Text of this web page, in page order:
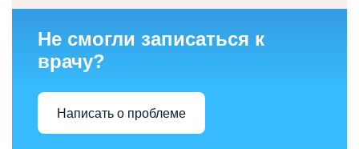
Не смогли записаться к
врачу?
Написать о проблеме